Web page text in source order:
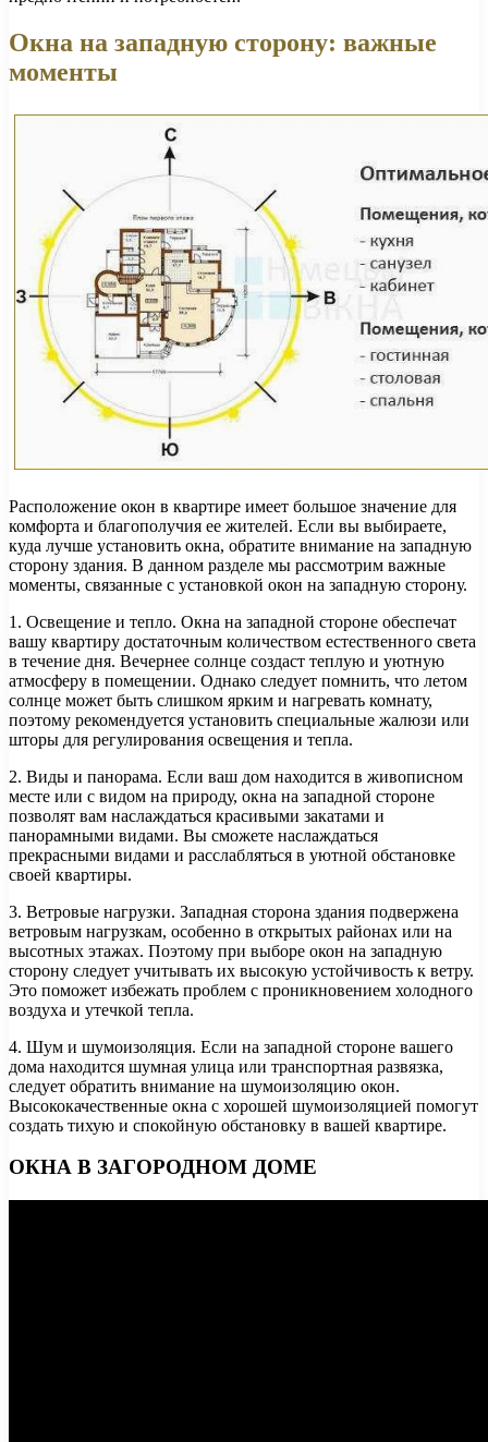
Окна на западную сторону: важные
моменты
Расположение окон в квартире имеет большое значение для
комфорта и благополучия ее жителей. Если вы выбираете,
куда лучше установить окна, обратите внимание на западную
сторону здания. В данном разделе мы рассмотрим важные
моменты, связанные с установкой окон на западную сторону.
1. Освещение и тепло. Окна на западной стороне обеспечат
вашу квартиру достаточным количеством естественного света
в течение дня. Вечернее солнце создаст теплую и уютную
атмосферу в помещении. Однако следует помнить, что летом
солнце может быть слишком ярким и нагревать комнату,
поэтому рекомендуется установить специальные жалюзи или
шторы для регулирования освещения и тепла.
2. Виды и панорама. Если ваш дом находится в живописном
месте или с видом на природу, окна на западной стороне
позволят вам наслаждаться красивыми закатами и
панорамными видами. Вы сможете наслаждаться
прекрасными видами и расслабляться в уютной обстановке
своей квартиры.
3. Ветровые нагрузки. Западная сторона здания подвержена
ветровым нагрузкам, особенно в открытых районах или на
высотных этажах. Поэтому при выборе окон на западную
сторону следует учитывать их высокую устойчивость к ветру.
Это поможет избежать проблем с проникновением холодного
воздуха и утечкой тепла.
4. Шум и шумоизоляция. Если на западной стороне вашего
дома находится шумная улица или транспортная развязка,
следует обратить внимание на шумоизоляцию окон.
Высококачественные окна с хорошей шумоизоляцией помогут
создать тихую и спокойную обстановку в вашей квартире.
ОКНА В ЗАГОРОДНОМ ДОМЕ